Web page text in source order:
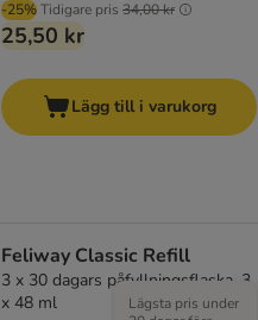
-25%Tidigare pris 34,00 kr
25,50 kr
Lägg till i varukorg
Feliway Classic Refill
3 x 30 dagars påfyllningsflaska, 3
x 48 ml
Lägsta pris under